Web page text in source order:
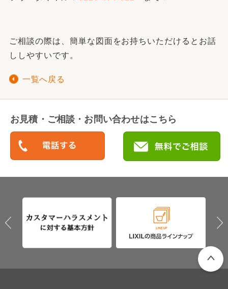
ご相談の際は、簡単な図面をお持ちいただけるとお話
ししやすいです。
一覧へ戻る
お見積・ご相談・お問い合わせはこちら